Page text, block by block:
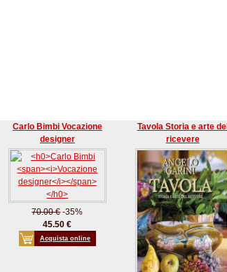
Carlo Bimbi Vocazione
designer
70.00 €-35%
45.50 €
Acquista online
Tavola Storia e arte del
ricevere